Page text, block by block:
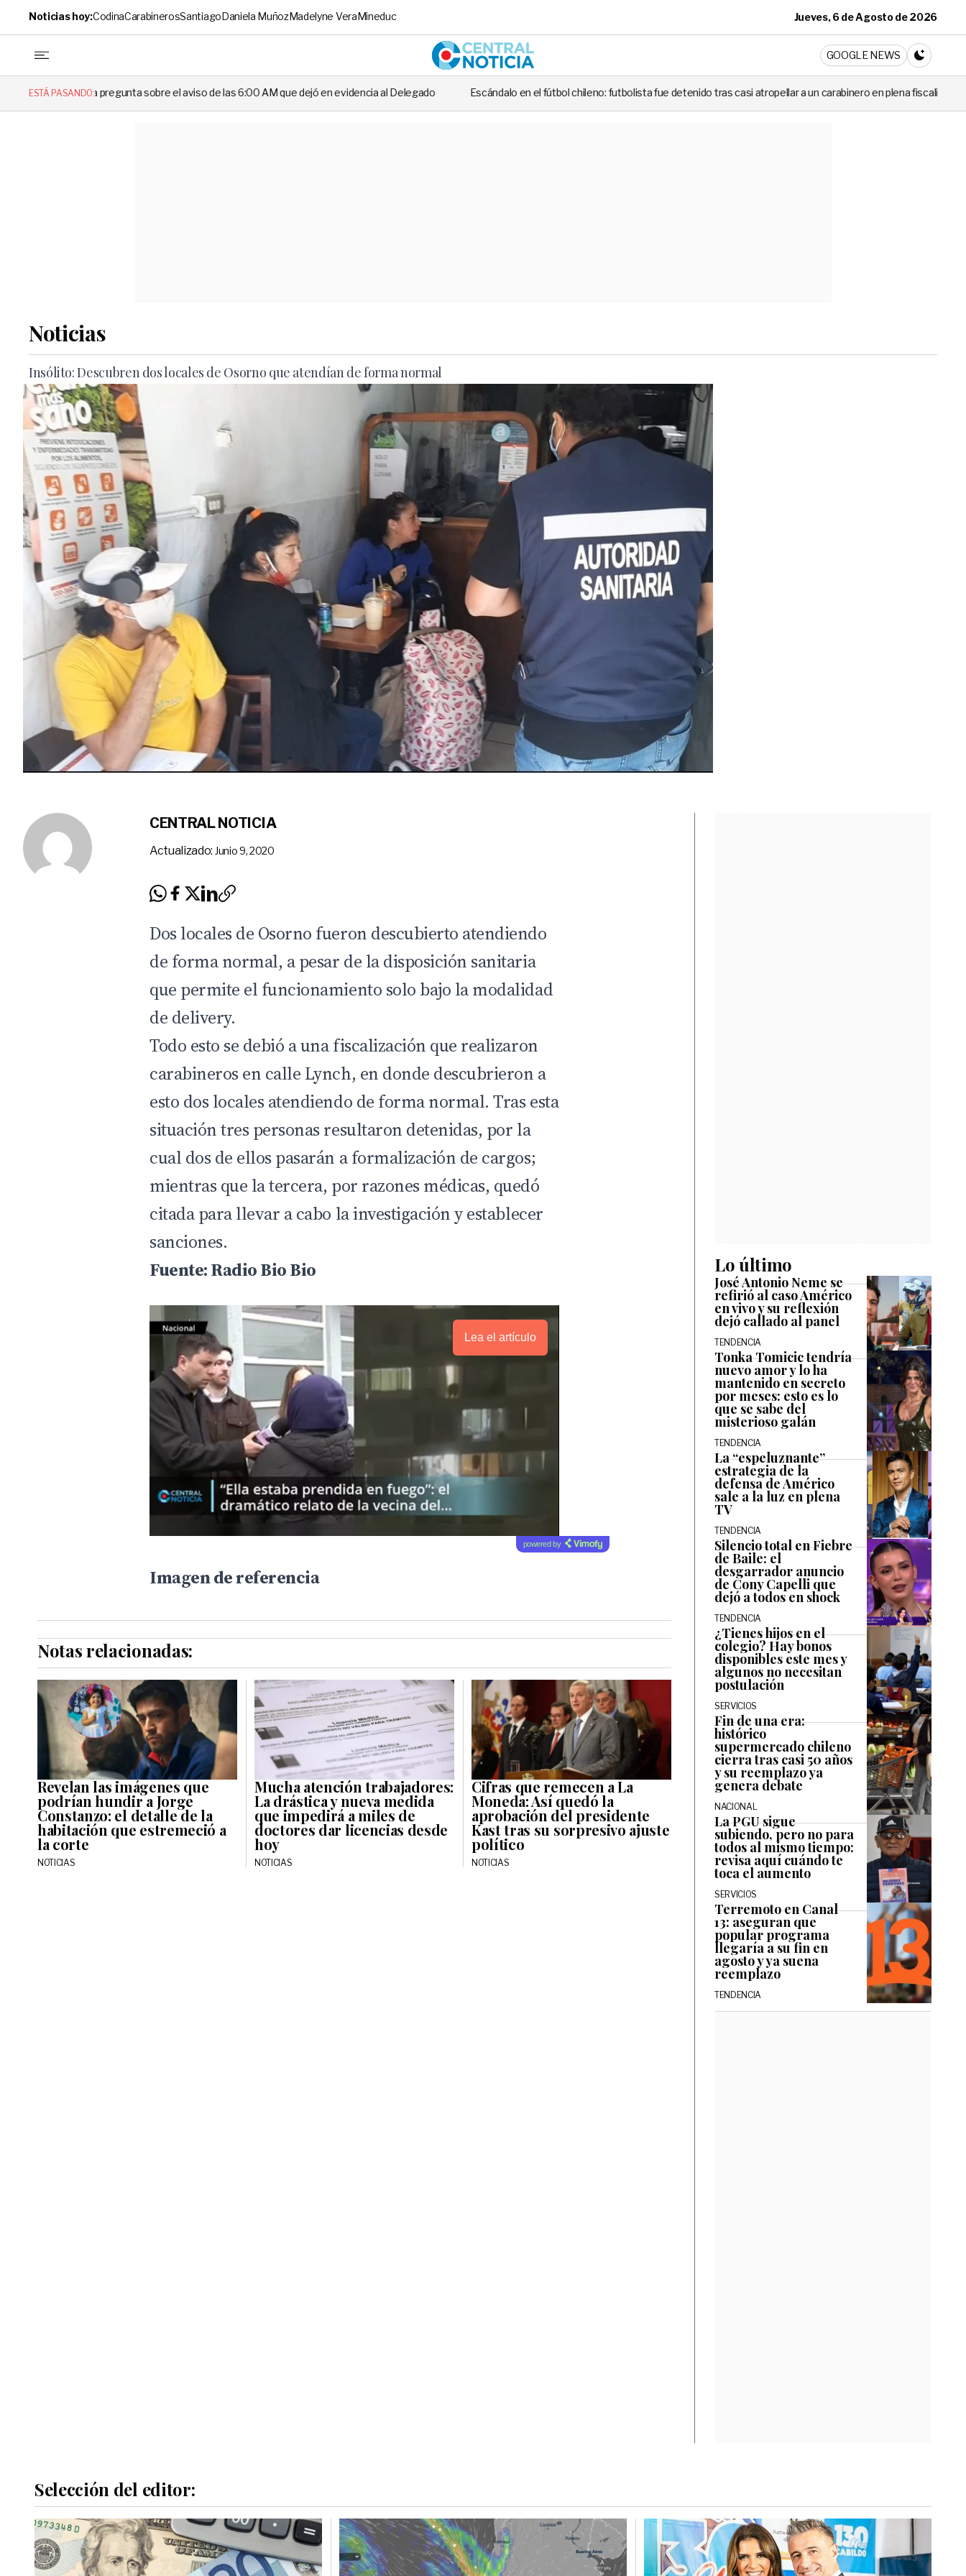
Noticias hoy:CodinaCarabinerosSantiagoDaniela MuñozMadelyne VeraMineduc Jueves, 6 de Agosto de 2026
Central Noticia
GOOGLE NEWS
CAMBIA A
ESTÁ PASANDO:
sobre el aviso de las 6:00 AM que dejó en evidencia al Delegado Escándalo en el fútbol chileno: futbolista fue detenido tras casi atropellar a un carabinero en plena fiscalización Cortes de luz
Noticias
Insólito: Descubren dos locales de Osorno que atendían de forma normal
CENTRAL NOTICIA
Actualizado: Junio 9, 2020
Dos locales de Osorno fueron descubierto atendiendo
de forma normal, a pesar de la disposición sanitaria
que permite el funcionamiento solo bajo la modalidad
de delivery.
Todo esto se debió a una fiscalización que realizaron
carabineros en calle Lynch, en donde descubrieron a
esto dos locales atendiendo de forma normal. Tras esta
situación tres personas resultaron detenidas, por la
cual dos de ellos pasarán a formalización de cargos;
mientras que la tercera, por razones médicas, quedó
citada para llevar a cabo la investigación y establecer
sanciones.
Fuente: Radio Bio Bio
Lea el artículo
powered by
Imagen de referencia
Notas relacionadas:
Revelan las imágenes que
podrían hundir a Jorge
Constanzo: el detalle de la
habitación que estremeció a
la corte
NOTICIAS
Mucha atención trabajadores:
La drástica y nueva medida
que impedirá a miles de
doctores dar licencias desde
hoy
NOTICIAS
Cifras que remecen a La
Moneda: Así quedó la
aprobación del presidente
Kast tras su sorpresivo ajuste
político
NOTICIAS
Lo último
José Antonio Neme se
refirió al caso Américo
en vivo y su reflexión
dejó callado al panel
TENDENCIA
Tonka Tomicic tendría
nuevo amor y lo ha
mantenido en secreto
por meses: esto es lo
que se sabe del
misterioso galán
TENDENCIA
La “espeluznante”
estrategia de la
defensa de Américo
sale a la luz en plena
TV
TENDENCIA
Silencio total en Fiebre
de Baile: el
desgarrador anuncio
de Cony Capelli que
dejó a todos en shock
TENDENCIA
¿Tienes hijos en el
colegio? Hay bonos
disponibles este mes y
algunos no necesitan
postulación
SERVICIOS
Fin de una era:
histórico
supermercado chileno
cierra tras casi 50 años
y su reemplazo ya
genera debate
NACIONAL
La PGU sigue
subiendo, pero no para
todos al mismo tiempo:
revisa aquí cuándo te
toca el aumento
SERVICIOS
Terremoto en Canal
13: aseguran que
popular programa
llegaría a su fin en
agosto y ya suena
reemplazo
TENDENCIA
Selección del editor: